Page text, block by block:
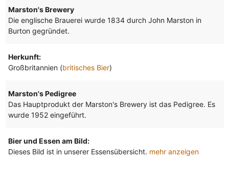
Marston's Brewery
Die englische Brauerei wurde 1834 durch John Marston in
Burton gegründet.
Herkunft:
Großbritannien (britisches Bier)
Marston's Pedigree
Das Hauptprodukt der Marston's Brewery ist das Pedigree. Es
wurde 1952 eingeführt.
Bier und Essen am Bild:
Dieses Bild ist in unserer Essensübersicht. mehr anzeigen